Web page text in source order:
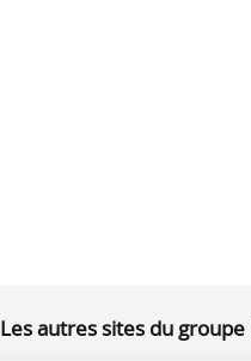
Les autres sites du groupe